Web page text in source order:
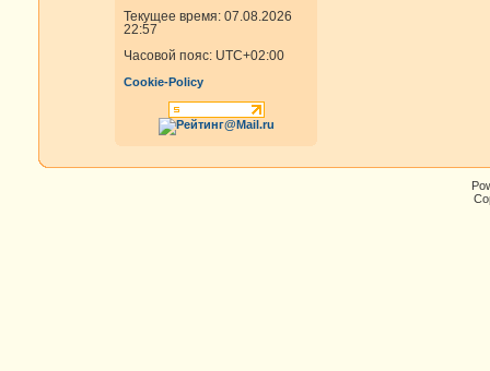
Текущее время: 07.08.2026
22:57
Часовой пояс: UTC+02:00
Cookie-Policy